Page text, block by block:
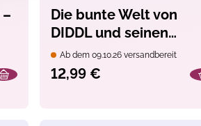
Die bunte Welt von
DIDDL und seinen
Freunden - Cosy Sticker
Ab dem 09.10.26 versandbereit
12,99 €